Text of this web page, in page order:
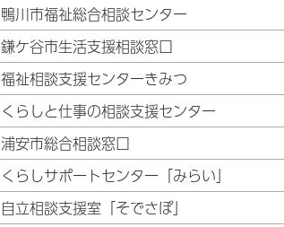
鴨川市福祉総合相談センター
鎌ケ谷市生活支援相談窓口
福祉相談支援センターきみつ
くらしと仕事の相談支援センター
浦安市総合相談窓口
くらしサポートセンター「みらい」
自立相談支援室「そでさぽ」